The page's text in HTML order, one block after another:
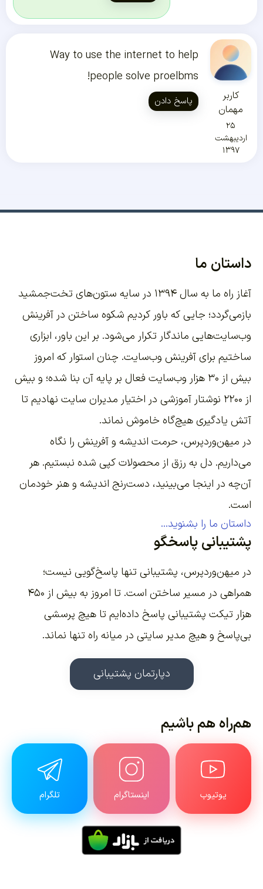
کاربر
مهمان
۲۵
اردیبهشت
۱۳۹۷
Way to use the internet to help
people solve proelbms!
پاسخ دادن
داستان ما
آغاز راه ما به سال ۱۳۹۴ در سایه ستون‌های تخت‌جمشید
بازمی‌گردد؛ جایی که باور کردیم شکوه ساختن در آفرینش
وب‌سایت‌هایی ماندگار تکرار می‌شود. بر این باور، ابزاری
ساختیم برای آفرینش وب‌سایت. چنان استوار که امروز
بیش از ۳۰ هزار وب‌سایت فعال بر پایه آن بنا شده؛ و بیش
از ۲۲۰۰
نوشتار آموزشی در اختیار مدیران سایت نهادیم تا
آتش یادگیری هیچ‌گاه خاموش نماند.
در میهن‌وردپرس، حرمت اندیشه و آفرینش را نگاه
می‌داریم. دل به رزق از محصولات کپی شده نبستیم. هر
آن‌چه در اینجا می‌بینید، دست‌رنج اندیشه و هنر خودمان
است.
داستان ما را بشنوید...
پشتیبانی پاسخگو
در میهن‌وردپرس، پشتیبانی تنها پاسخ‌گویی نیست؛
همراهی در مسیر ساختن است. تا امروز به بیش از ۴۵۰
هزار تیکت پشتیبانی پاسخ داده‌ایم تا هیچ پرسشی
بی‌پاسخ و هیچ مدیر سایتی در میانه راه تنها نماند.
دپارتمان پشتیبانی
هم‌راه هم باشیم
یوتیوب اینستاگرام تلگرام